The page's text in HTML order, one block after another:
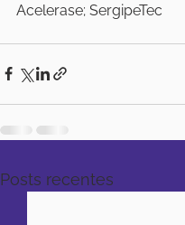
Acelerase; SergipeTec
Posts recentes